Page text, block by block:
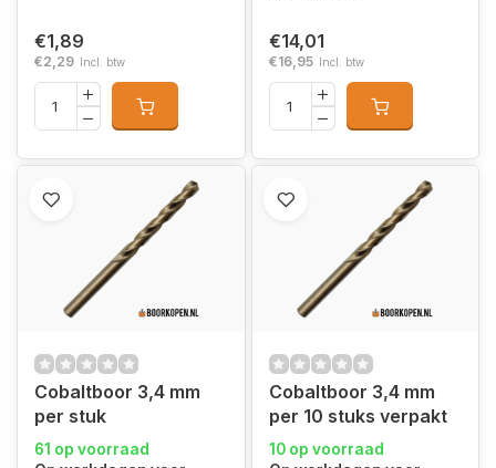
€1,89
€2,29 Incl. btw
€14,01
€16,95 Incl. btw
Cobaltboor 3,4 mm
per stuk
61 op voorraad
Cobaltboor 3,4 mm
per 10 stuks verpakt
10 op voorraad